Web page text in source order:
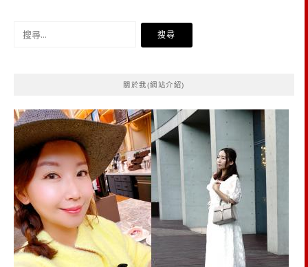
關於我(網站介紹)